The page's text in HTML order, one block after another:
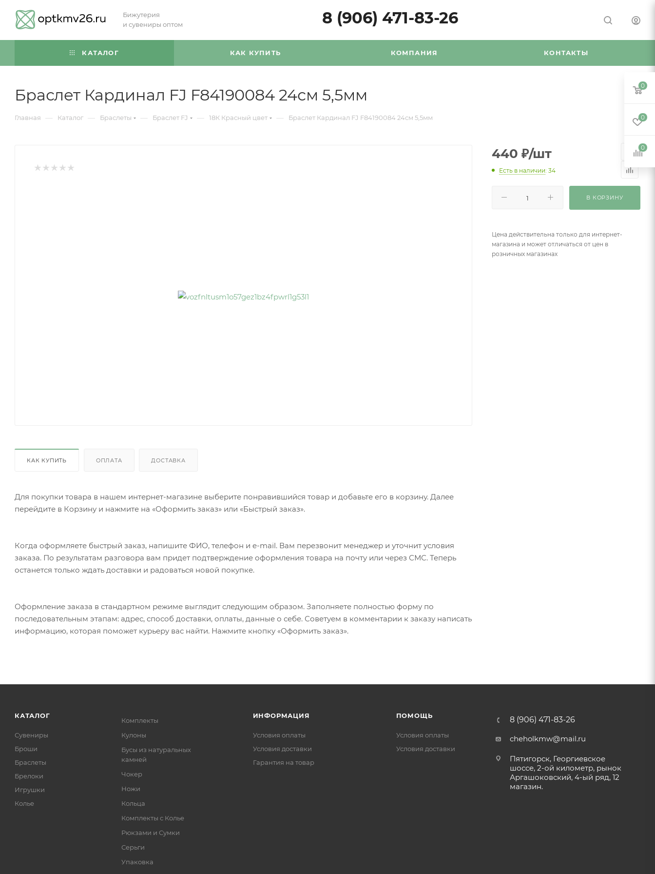
Бижутерия
и сувениры оптом
8 (906) 471-83-26
КАТАЛОГ КАК КУПИТЬ КОМПАНИЯ КОНТАКТЫ
Браслет Кардинал FJ F84190084 24см 5,5мм
Главная — Каталог — Браслеты — Браслет FJ — 18К Красный цвет — Браслет Кардинал FJ F84190084 24см 5,5мм
КАК КУПИТЬ ОПЛАТА ДОСТАВКА
Для покупки товара в нашем интернет-магазине выберите понравившийся товар и добавьте его в корзину. Далее
перейдите в Корзину и нажмите на «Оформить заказ» или «Быстрый заказ».
Когда оформляете быстрый заказ, напишите ФИО, телефон и e-mail. Вам перезвонит менеджер и уточнит условия
заказа. По результатам разговора вам придет подтверждение оформления товара на почту или через СМС. Теперь
останется только ждать доставки и радоваться новой покупке.
Оформление заказа в стандартном режиме выглядит следующим образом. Заполняете полностью форму по
последовательным этапам: адрес, способ доставки, оплаты, данные о себе. Советуем в комментарии к заказу написать
информацию, которая поможет курьеру вас найти. Нажмите кнопку «Оформить заказ».
440 ₽/шт
Есть в наличии: 34
В КОРЗИНУ
Цена действительна только для интернет-
магазина и может отличаться от цен в
розничных магазинах
КАТАЛОГ
Сувениры
Броши
Браслеты
Брелоки
Игрушки
Колье
Комплекты
Кулоны
Бусы из натуральных
камней
Чокер
Ножи
Кольца
Комплекты с Колье
Рюкзами и Сумки
Серьги
Упаковка
ИНФОРМАЦИЯ
Условия оплаты
Условия доставки
Гарантия на товар
ПОМОЩЬ
Условия оплаты
Условия доставки
8 (906) 471-83-26
cheholkmw@mail.ru
Пятигорск, Георгиевское
шоссе, 2-ой километр, рынок
Аргашоковский, 4-ый ряд, 12
магазин.
0
0
0